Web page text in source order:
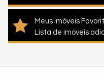
Meus imóveis
Lista de imóveis